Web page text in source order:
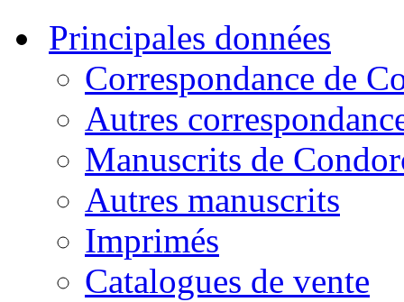
Principales données
Correspondance de
Autres
Manuscrits de
Autres manuscrits
Imprimés
Catalogues de vente